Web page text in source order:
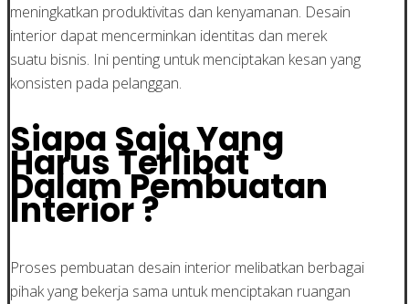
meningkatkan produktivitas dan kenyamanan. Desain
interior dapat mencerminkan identitas dan merek
suatu bisnis. Ini penting untuk menciptakan kesan yang
konsisten pada pelanggan.
Siapa Saja Yang
Harus Terlibat
Dalam Pembuatan
Interior ?
Proses pembuatan desain interior melibatkan berbagai
pihak yang bekerja sama untuk menciptakan ruangan